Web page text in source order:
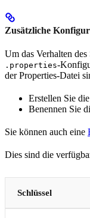
Zusätzliche
Um das Verhalten
.properties-
der Properties-Datei
Erstellen Sie
Benennen Sie
Sie können auch eine
Dies sind die
Schlüssel